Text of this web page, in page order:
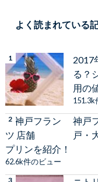
よく読まれている
2017
る？
用の
151.3k
神戸
戸・
プリンを紹介！
62.6k件のビュー